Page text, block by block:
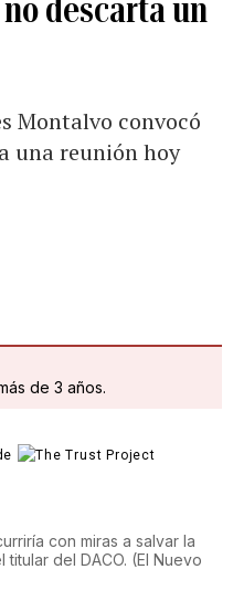
descarta un
Montalvo convocó
una reunión hoy
de 3 años.
con miras a salvar la
del DACO. (El Nuevo